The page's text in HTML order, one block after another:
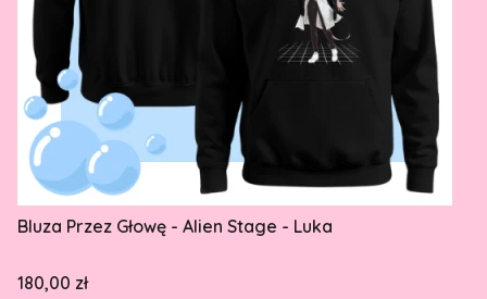
Bluza Przez Głowę - Alien Stage - Luka
Cena
180,00 zł